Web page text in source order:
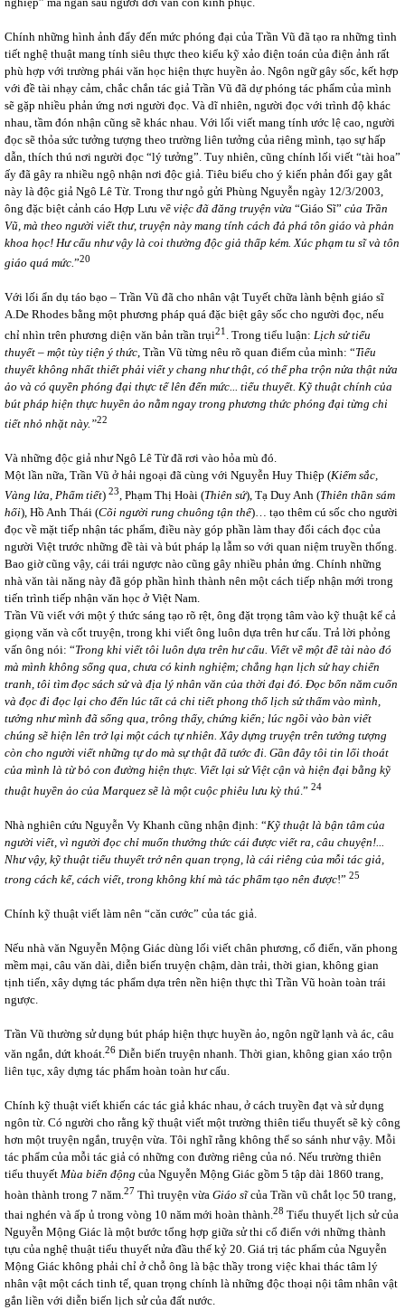
Chính những hình ảnh đẩy đến mức phóng đại của Trần Vũ đã tạo ra những tình
tiết nghệ thuật mang tính siêu thực theo kiểu kỹ xảo điện toán của điện ảnh rất
phù hợp với trường phái văn học hiện thực huyền ảo. Ngôn ngữ gây sốc, kết hợp
với đề tài nhạy cảm, chắc chắn tác giả Trần Vũ đã dự phóng tác phẩm của mình
sẽ gặp nhiều phản ứng nơi người đọc. Và dĩ nhiên, người đọc với trình độ khác
nhau, tầm đón nhận cũng sẽ khác nhau. Với lối viết mang tính ước lệ cao, người
đọc sẽ thỏa sức tưởng tượng theo trường liên tưởng của riêng mình, tạo sự hấp
dẫn, thích thú nơi người đọc “lý tưởng”. Tuy nhiên, cũng chính lối viết “tài hoa”
ấy đã gây ra nhiều ngộ nhận nơi độc giả. Tiêu biểu cho ý kiến phản đối gay gắt
này là độc giả Ngô Lê Từ. Trong thư ngỏ gửi Phùng Nguyễn ngày 12/3/2003,
ông đặc biệt cảnh cáo Hợp Lưu về việc đã đăng truyện vừa “Giáo Sĩ” của Trần
Vũ, mà theo người viết thư, truyện này mang tính cách đả phá tôn giáo và phản
khoa học! Hư cấu như vậy là coi thường độc giả thấp kém. Xúc phạm tu sĩ và tôn
giáo quá mức.”20
Với lối ẩn dụ táo bạo – Trần Vũ đã cho nhân vật Tuyết chữa lành bệnh giáo sĩ
A.De Rhodes bằng một phương pháp quá đặc biệt gây sốc cho người đọc, nếu
chỉ nhìn trên phương diện văn bản trần trụi21 . Trong tiểu luận: Lịch sử tiểu
thuyết – một tùy tiện ý thức , Trần Vũ từng nêu rõ quan điểm của mình: “Tiểu
thuyết không nhất thiết phải viết y chang như thật, có thể pha trộn nửa thật nửa
ảo và có quyền phóng đại thực tế lên đến mức... tiểu thuyết. Kỹ thuật chính của
bút pháp hiện thực huyền ảo nằm ngay trong phương thức phóng đại từng chi
tiết nhỏ nhặt này.”22
Và những độc giả như Ngô Lê Từ đã rơi vào hỏa mù đó.
Một lần nữa, Trần Vũ ở hải ngoại đã cùng với Nguyễn Huy Thiệp (Kiếm sắc,
Vàng lửa, Phẩm tiết) 23, Phạm Thị Hoài (Thiên sứ), Tạ Duy Anh (Thiên thần sám
hối), Hồ Anh Thái (Cõi người rung chuông tận thế)… tạo thêm cú sốc cho người
đọc về mặt tiếp nhận tác phẩm, điều này góp phần làm thay đổi cách đọc của
người Việt trước những đề tài và bút pháp lạ lẫm so với quan niệm truyền thống.
Bao giờ cũng vậy, cái trái ngược nào cũng gây nhiều phản ứng. Chính những
nhà văn tài năng này đã góp phần hình thành nên một cách tiếp nhận mới trong
tiến trình tiếp nhận văn học ở Việt Nam.
Trần Vũ viết với một ý thức sáng tạo rõ rệt, ông đặt trọng tâm vào kỹ thuật kể cả
giọng văn và cốt truyện, trong khi viết ông luôn dựa trên hư cấu. Trả lời phỏng
vấn ông nói: “Trong khi viết tôi luôn dựa trên hư cấu. Viết về một đề tài nào đó
mà mình không sống qua, chưa có kinh nghiệm; chẳng hạn lịch sử hay chiến
tranh, tôi tìm đọc sách sử và địa lý nhân văn của thời đại đó. Đọc bốn năm cuốn
và đọc đi đọc lại cho đến lúc tất cả chi tiết phong thổ lịch sử thấm vào mình,
tưởng như mình đã sống qua, trông thấy, chứng kiến; lúc ngồi vào bàn viết
chúng sẽ hiện lên trở lại một cách tự nhiên. Xây dựng truyện trên tưởng tượng
còn cho người viết những tự do mà sự thật đã tước đi. Gần đây tôi tin lối thoát
của mình là từ bỏ con đường hiện thực. Viết lại sử Việt cận và hiện đại bằng kỹ
thuật huyền ảo của Marquez sẽ là một cuộc phiêu lưu kỳ thú .” 24
Nhà nghiên cứu Nguyễn Vy Khanh cũng nhận định: “Kỹ thuật là bận tâm của
người viết, vì người đọc chỉ muốn thưởng thức cái được viết ra, câu chuyện!...
Như vậy, kỹ thuật tiểu thuyết trở nên quan trọng, là cái riêng của mỗi tác giả,
trong cách kể, cách viết, trong không khí mà tác phẩm tạo nên được!” 25
Chính kỹ thuật viết làm nên “căn cước” của tác giả.
Nếu nhà văn Nguyễn Mộng Giác dùng lối viết chân phương, cổ điển, văn phong
mềm mại, câu văn dài, diễn biến truyện chậm, dàn trải, thời gian, không gian
tịnh tiến, xây dựng tác phẩm dựa trên nền hiện thực thì Trần Vũ hoàn toàn trái
ngược.
Trần Vũ thường sử dụng bút pháp hiện thực huyền ảo, ngôn ngữ lạnh và ác, câu
văn ngắn, dứt khoát.26 Diễn biến truyện nhanh. Thời gian, không gian xáo trộn
liên tục, xây dựng tác phẩm hoàn toàn hư cấu.
Chính kỹ thuật viết khiến các tác giả khác nhau, ở cách truyền đạt và sử dụng
ngôn từ. Có người cho rằng kỹ thuật viết một trường thiên tiểu thuyết sẽ kỳ công
hơn một truyện ngắn, truyện vừa. Tôi nghĩ rằng không thể so sánh như vậy. Mỗi
tác phẩm của mỗi tác giả có những con đường riêng của nó. Nếu trường thiên
tiểu thuyết Mùa biển động của Nguyễn Mộng Giác gồm 5 tập dài 1860 trang,
hoàn thành trong 7 năm. 27 Thì truyện vừa Giáo sĩcủa Trần vũ chắt lọc 50 trang,
thai nghén và ấp ủ trong vòng 10 năm mới hoàn thành. 28 Tiểu thuyết lịch sử của
Nguyễn Mộng Giác là một bước tổng hợp giữa sử thi cổ điển với những thành
tựu của nghệ thuật tiểu thuyết nửa đầu thế kỷ 20. Giá trị tác phẩm của Nguyễn
Mộng Giác không phải chỉ ở chỗ ông là bậc thầy trong việc khai thác tâm lý
nhân vật một cách tinh tế, quan trọng chính là những độc thoại nội tâm nhân vật
gắn liền với diễn biến lịch sử của đất nước.